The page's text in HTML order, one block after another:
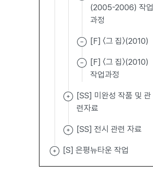
(2005-2006) 작업
과정
[F] 〈그 집〉(2010)
[F] 〈그 집〉(2010)
작업과정
[SS] 미완성 작품 및 관
련자료
[SS] 전시 관련 자료
[S] 은평뉴타운 작업